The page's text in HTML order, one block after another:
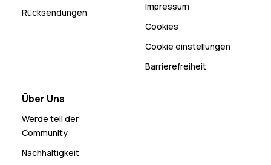
Rücksendungen
Impressum
Cookies
Cookie einstellungen
Barrierefreiheit
Über Uns
Werde teil der
Community
Nachhaltigkeit